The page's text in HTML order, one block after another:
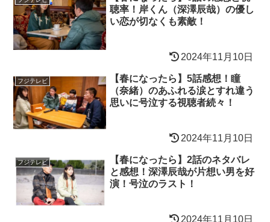
聴率！岸くん（深澤辰哉）の優し
い恋が切なくも素敵！
2024年11月10日
フジテレビ
【春になったら】5話感想！瞳
（奈緒）のあふれる涙とすれ違う
思いに号泣する視聴者続々！
2024年11月10日
フジテレビ
【春になったら】2話のネタバレ
と感想！深澤辰哉が片想い男を好
演！号泣のラスト！
2024年11月10日